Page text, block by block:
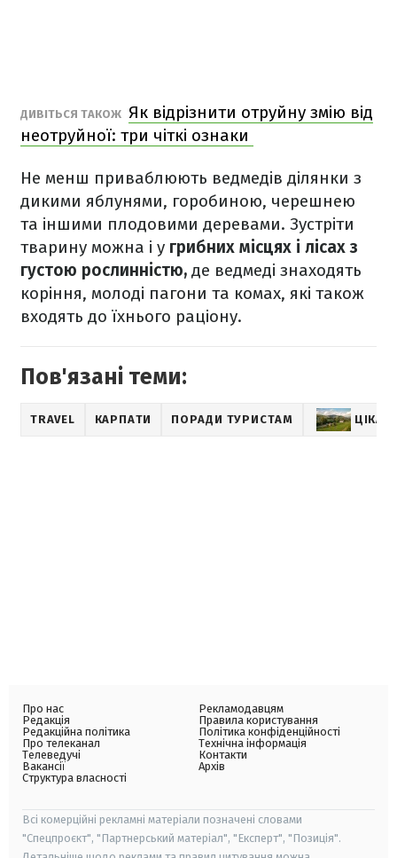
ДИВІТЬСЯ ТАКОЖ Як відрізнити отруйну змію від
неотруйної: три чіткі ознаки
Не менш приваблюють ведмедів ділянки з
дикими яблунями, горобиною, черешнею
та іншими плодовими деревами. Зустріти
тварину можна і у грибних місцях і лісах з
густою рослинністю, де ведмеді знаходять
коріння, молоді пагони та комах, які також
входять до їхнього раціону.
Пов'язані теми:
TRAVEL КАРПАТИ ПОРАДИ ТУРИСТАМ
Про нас
Редакція
Редакційна політика
Про телеканал
Телеведучі
Вакансії
Структура власності
Рекламодавцям
Правила користування
Політика конфіденційності
Технічна інформація
Контакти
Архів
Всі комерційні рекламні матеріали позначені словами
"Спецпроєкт", "Партнерський матеріал", "Експерт", "Позиція".